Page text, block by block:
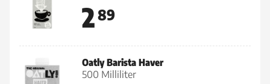
289
Oatly Barista Haver
500 Milliliter